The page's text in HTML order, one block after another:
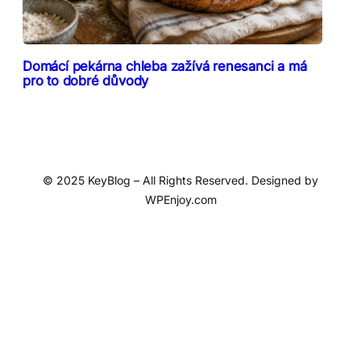
Domácí pekárna chleba zažívá renesanci a má
pro to dobré důvody
© 2025 KeyBlog – All Rights Reserved. Designed by
WPEnjoy.com